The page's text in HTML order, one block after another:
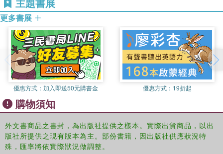
a twisted inflation, possibly due to an underlying repression. In the
Jungian system, repressed psychic contents do not disappear, as
proponents of the new order tacitly assume, but distort and grow
more powerful, or “inflate,” to cripple the psyche that refuses to
incorporate these split-off elements. Repressed contents will
expand to explosive force as the repressed elements eventually
return regressively from below. It becomes important then, to
understand what qualities the primitive Goat God carried, to
appreciate what was repressed in the Western psycho-spiritual
system, and what subsequently needs reintegration.
更多書展
優惠方式： 加入即送50元購書金 優惠方式： 19折起
購物須知
外文書商品之書封，為出版社提供之樣本。實際出貨商品，以出
版社所提供之現有版本為主。部份書籍，因出版社供應狀況特
殊，匯率將依實際狀況做調整。